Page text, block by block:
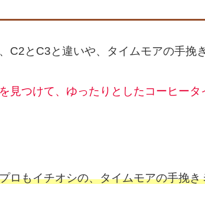
C2とC3と違いや、タイムモアの手挽
見つけて、ゆったりとしたコーヒータ
ロもイチオシの、タイムモアの手挽き